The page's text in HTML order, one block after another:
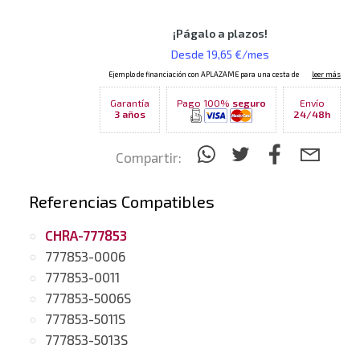
Garantía
3 años
Pago 100% seguro
Envío
24/48h
Compartir:
Referencias Compatibles
CHRA-777853
777853-0006
777853-0011
777853-5006S
777853-5011S
777853-5013S